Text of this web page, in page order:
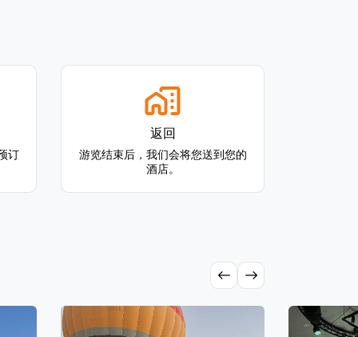
订
返回
游览结束后，我们会将您送到您的
酒店。